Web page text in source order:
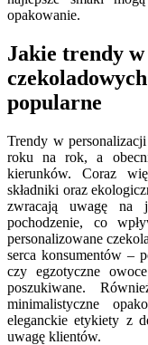
opakowanie.
Jakie trendy
popularne
Trendy w
roku na rok, a
kierunków. Coraz
składniki oraz
zwracają uwagę na
pochodzenie, co
personalizowane
serca konsumentów –
czy egzotyczne
poszukiwane.
minimalistyczne
eleganckie etykiety z
uwagę klientów.